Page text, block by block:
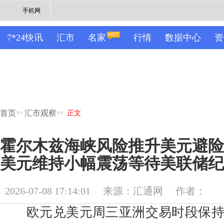
手机网
7*24快讯 汇市 名家 行情 数据中心
首页>> 汇市观察>> 正文
霍尔木兹海峡风险推升美元避
美元维持小幅震荡等待美联储
2026-07-08 17:14:01 来源：汇通网 作者：
欧元兑美元周三亚洲交易时段保持